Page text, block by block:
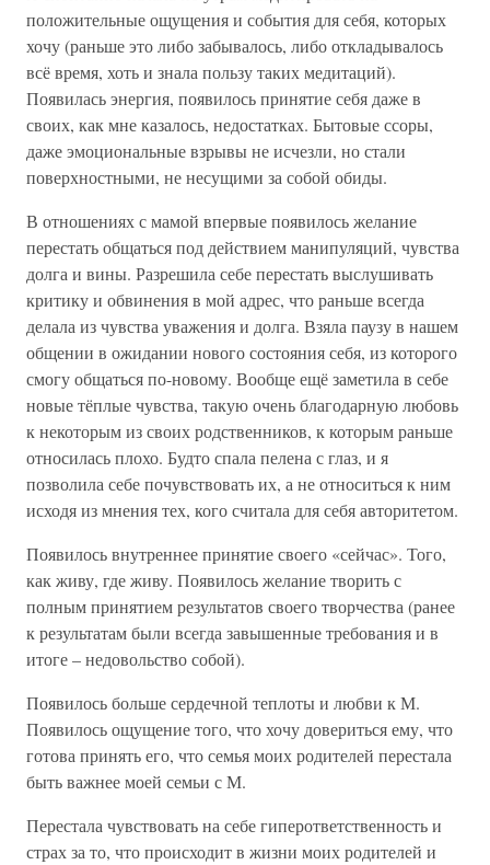
положительные ощущения и события для себя, которых
хочу (раньше это либо забывалось, либо откладывалось
всё время, хоть и знала пользу таких медитаций).
Появилась энергия, появилось принятие себя даже в
своих, как мне казалось, недостатках. Бытовые ссоры,
даже эмоциональные взрывы не исчезли, но стали
поверхностными, не несущими за собой обиды.
В отношениях с мамой впервые появилось желание
перестать общаться под действием манипуляций, чувства
долга и вины. Разрешила себе перестать выслушивать
критику и обвинения в мой адрес, что раньше всегда
делала из чувства уважения и долга. Взяла паузу в нашем
общении в ожидании нового состояния себя, из которого
смогу общаться по-новому. Вообще ещё заметила в себе
новые тёплые чувства, такую очень благодарную любовь
к некоторым из своих родственников, к которым раньше
относилась плохо. Будто спала пелена с глаз, и я
позволила себе почувствовать их, а не относиться к ним
исходя из мнения тех, кого считала для себя авторитетом.
Появилось внутреннее принятие своего «сейчас». Того,
как живу, где живу. Появилось желание творить с
полным принятием результатов своего творчества (ранее
к результатам были всегда завышенные требования и в
итоге – недовольство собой).
Появилось больше сердечной теплоты и любви к М.
Появилось ощущение того, что хочу довериться ему, что
готова принять его, что семья моих родителей перестала
быть важнее моей семьи с М.
Перестала чувствовать на себе гиперответственность и
страх за то, что происходит в жизни моих родителей и